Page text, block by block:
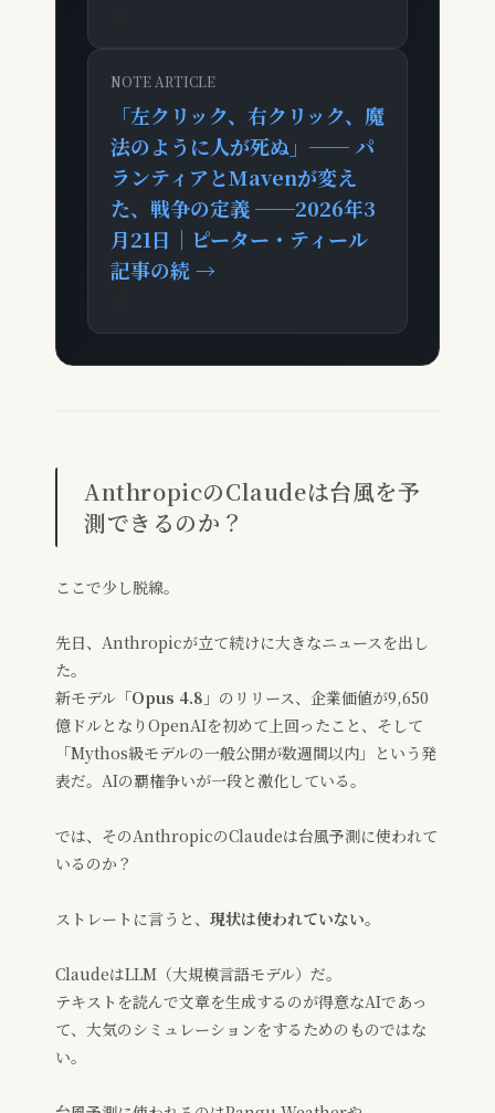
NOTE ARTICLE
「左クリック、右クリック、魔
法のように人が死ぬ」── パ
ランティアとMavenが変え
た、戦争の定義 ──2026年3
月21日｜ピーター・ティール
記事の続 →
AnthropicのClaudeは台風を予
測できるのか？
ここで少し脱線。
先日、Anthropicが立て続けに大きなニュースを出し
た。
新モデル 「Opus 4.8」 のリリース、企業価値が9,650
億ドルとなりOpenAIを初めて上回ったこと、そして
「Mythos級モデルの一般公開が数週間以内」という発
表だ。AIの覇権争いが一段と激化している。
では、そのAnthropicのClaudeは台風予測に使われて
いるのか？
ストレートに言うと、 現状は使われていない。
ClaudeはLLM（大規模言語モデル）だ。
テキストを読んで文章を生成するのが得意なAIであっ
て、大気のシミュレーションをするためのものではな
い。